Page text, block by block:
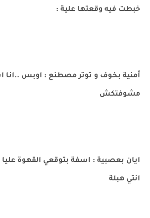
خبطت فيه وقعتها علية :
أمنية بخوف و توتر مصطنع : اوبس ..انا
مشوفتكش
ايان بعصبية : اسفة بتوقعي القهوة
انتي هبلة